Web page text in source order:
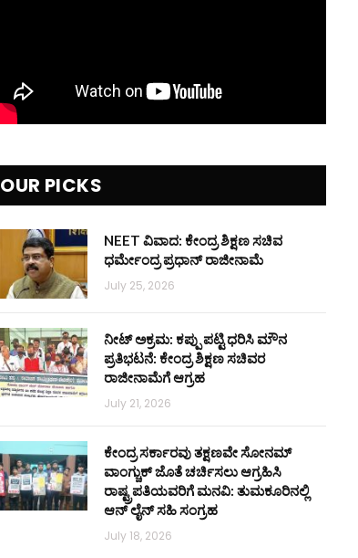
OUR PICKS
NEET ವಿವಾದ: ಕೇಂದ್ರ ಶಿಕ್ಷಣ ಸಚಿವ
ಧರ್ಮೇಂದ್ರ ಪ್ರಧಾನ್ ರಾಜೀನಾಮೆ
July 25, 2026
ನೀಟ್ ಅಕ್ರಮ: ಕಪ್ಪು ಪಟ್ಟಿ ಧರಿಸಿ ಮೌನ
ಪ್ರತಿಭಟನೆ: ಕೇಂದ್ರ ಶಿಕ್ಷಣ ಸಚಿವರ
ರಾಜೀನಾಮೆಗೆ ಆಗ್ರಹ
July 21, 2026
ಕೇಂದ್ರ ಸರ್ಕಾರವು ತಕ್ಷಣವೇ ಸೋನಮ್
ವಾಂಗ್ಚುಕ್ ಜೊತೆ ಚರ್ಚಿಸಲು ಆಗ್ರಹಿಸಿ
ರಾಷ್ಟ್ರಪತಿಯವರಿಗೆ ಮನವಿ: ತುಮಕೂರಿನಲ್ಲಿ
ಆನ್‌ ಲೈನ್ ಸಹಿ ಸಂಗ್ರಹ
July 18, 2026